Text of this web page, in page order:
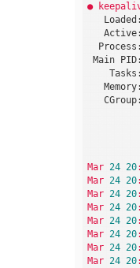
●
Loaded:
Active:
Process:
Main PID:
Tasks:
Memory:
CGroup:
Mar 24 20
Mar 24 20
Mar 24 20
Mar 24 20
Mar 24 20
Mar 24 20
Mar 24 20
Mar 24 20